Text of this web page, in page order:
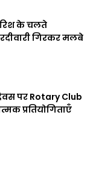
के चलते
गिरकर मलबे
पर Rotary Club
प्रतियोगिताएँ